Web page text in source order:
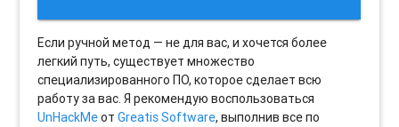
Если ручной метод — не для вас, и хочется более
легкий путь, существует множество
специализированного ПО, которое сделает всю
работу за вас. Я рекомендую воспользоваться
UnHackMeотGreatis Software, выполнив все по